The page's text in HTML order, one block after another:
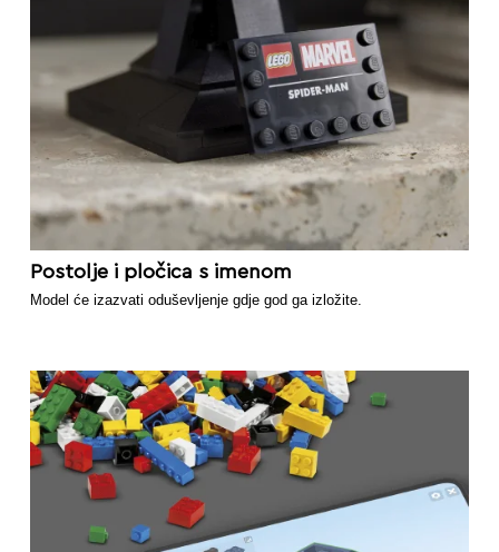
Postolje i pločica s imenom
Model će izazvati oduševljenje gdje god ga izložite.